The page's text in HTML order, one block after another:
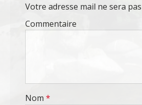
Votre adresse mail ne sera
Commentaire
Nom *